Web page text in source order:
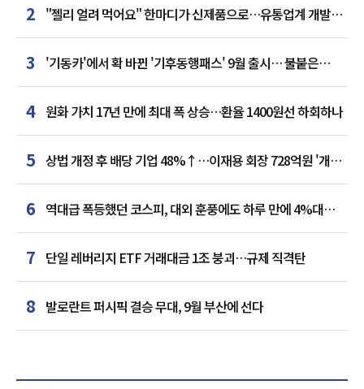
2 "젤리 얼려 먹어요" 한마디가 신제품으로…유통업계 개발실
된 SNS
3
'기동카'에서 확 바뀐 '기후동행패스' 9월 출시… 불붙은
카드사 경쟁
4 원화 가치 17년 만에 최대 폭 상승…환율 1400원선 하회하나
5 상법 개정 후 배당 기업 48%↑…이재용 회장 728억원 '개인
최다'
6 역대급 폭등했던 코스피, 대외 훈풍에도 하루 만에 4%대
급락
7 단일 레버리지 ETF 거래대금 1조 붕괴…규제 직격탄
8 발로란트 퍼시픽 결승 무대, 9월 부산에 선다